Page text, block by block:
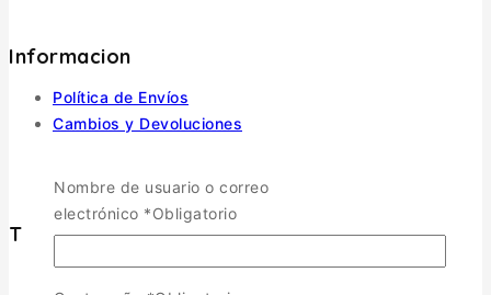
Informacion
Política de Envíos
Cambios y Devoluciones
Tienda
Nombre de usuario o correo
electrónico *Obligatorio